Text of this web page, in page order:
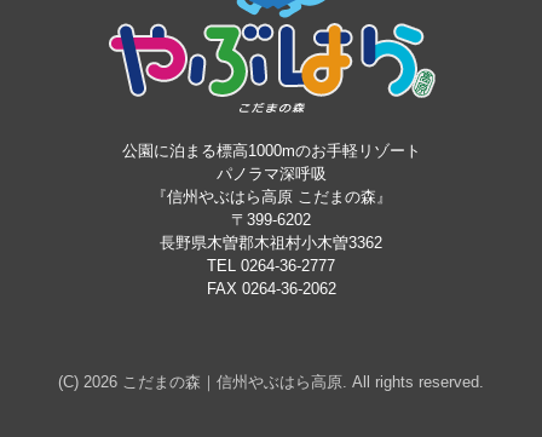
公園に泊まる標高1000mのお手軽リゾート
パノラマ深呼吸
『信州やぶはら高原 こだまの森』
〒399-6202
長野県木曽郡木祖村小木曽3362
TEL 0264-36-2777
FAX 0264-36-2062
(C) 2026 こだまの森｜信州やぶはら高原. All rights reserved.